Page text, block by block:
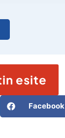
esite
Facebook